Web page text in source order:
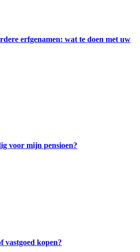
erfgenamen: wat te doen met uw
voor mijn pensioen?
vastgoed kopen?